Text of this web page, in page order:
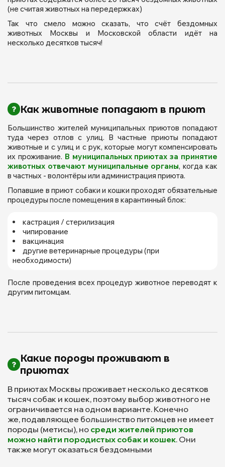
(не считая животных на передержках)
Так что смело можно сказать, что счёт бездомных
животных Москвы и Московской области идёт на
несколько десятков тысяч!
Как животные попадают в приют
Большинство жителей муниципальных приютов попадают
туда через отлов с улиц. В частные приюты попадают
животные и с улиц и с рук, которые могут компенсировать
их проживание. В муниципальных приютах за принятие
животных отвечают муниципальные органы, когда как
в частных - волонтёры или администрация приюта.
Попавшие в приют собаки и кошки проходят обязательные
процедуры после помещения в карантинный блок:
кастрация / стерилизация
чипирование
вакцинация
другие ветеринарные процедуры (при
необходимости)
После проведения всех процедур животное переводят к
другим питомцам.
Какие породы проживают в
приютах
В приютах Москвы проживает несколько десятков
тысяч собак и кошек, поэтому выбор животного не
ограничивается на одном варианте. Конечно
же, подавляющее большинство питомцев не имеет
породы (метисы), но среди жителей приютов
можно найти породистых собак и кошек. Они
также могут оказаться бездомными